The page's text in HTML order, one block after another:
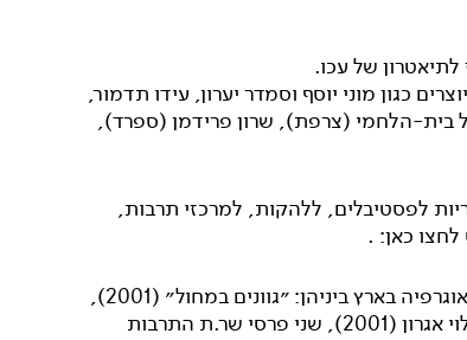
של עכו.
כגון מוני יוסף וסמדר יערון, עידו תדמור,
טל בית-הלחמי (צרפת), שרון פרידמן (ספרד),
כ-45 יצירות מקוריות לפסטיבלים, ללהקות, למרכזי תרבות,
לחצו כאן: .
זוכה פרסים ראשונים בתחרויות לכוריאוגרפיה בארץ ביניהן: ״גוונים במחול״ (2001),
התחרות לכוריאוגרפיה על שם חסיה לוי אגרון (2001), שני פרסי שר.ת התרבות